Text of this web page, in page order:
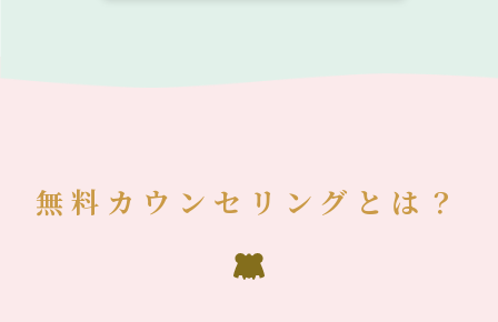
無料カウンセリングとは？